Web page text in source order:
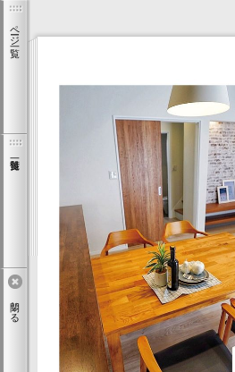
ページ一覧
閉じる